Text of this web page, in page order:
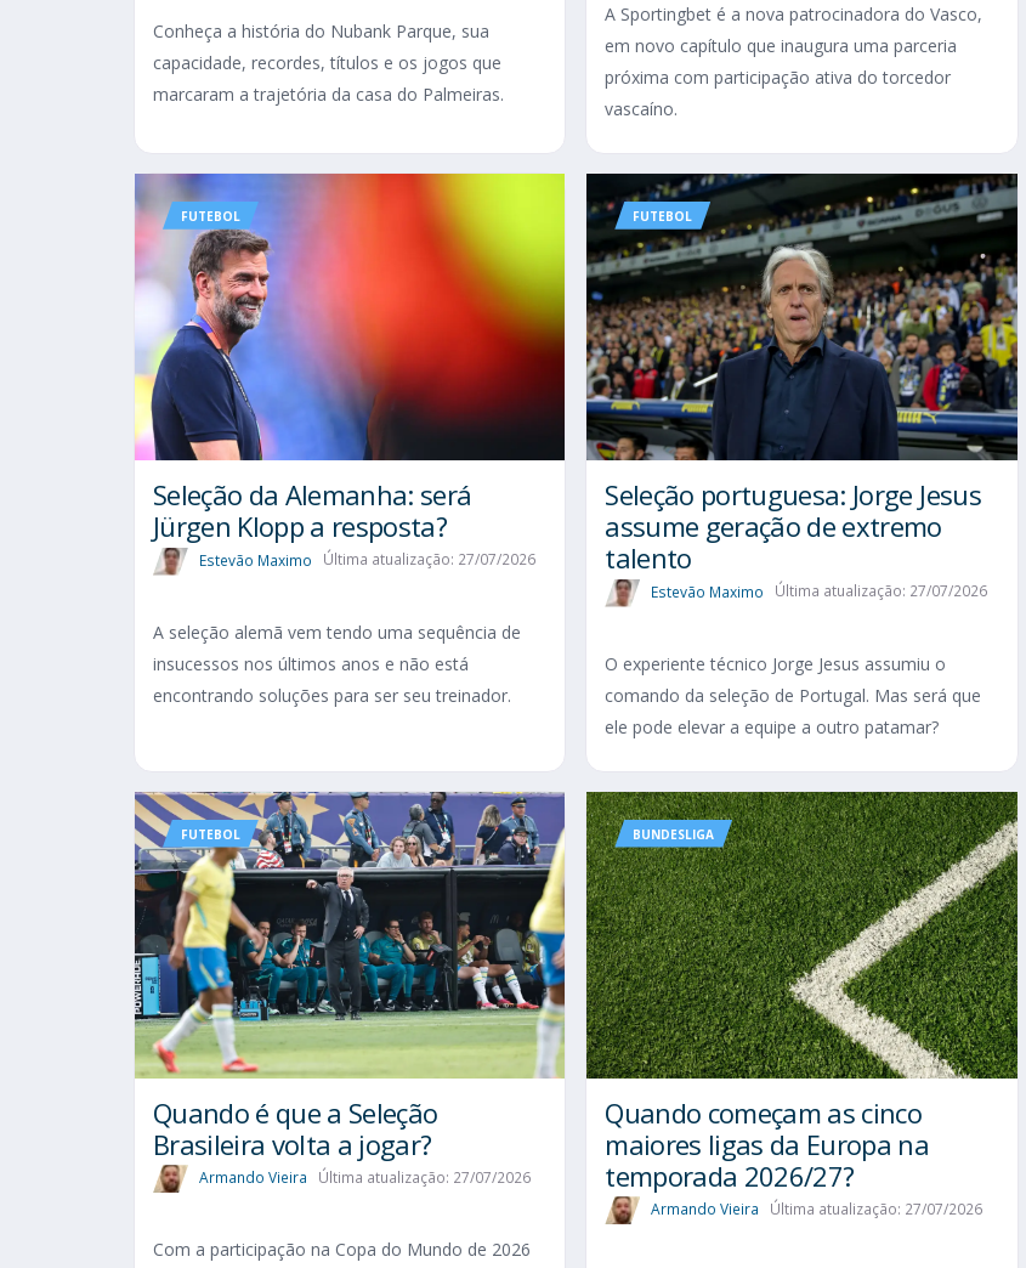
Conheça a história do Nubank Parque, sua
capacidade, recordes, títulos e os jogos que
marcaram a trajetória da casa do Palmeiras.
A Sportingbet é a nova patrocinadora do Vasco,
em novo capítulo que inaugura uma parceria
próxima com participação ativa do torcedor
vascaíno.
FUTEBOL
Seleção da Alemanha: será
Jürgen Klopp a resposta?
Estevão Maximo Última atualização: 27/07/2026
A seleção alemã vem tendo uma sequência de
insucessos nos últimos anos e não está
encontrando soluções para ser seu treinador.
FUTEBOL
Seleção portuguesa: Jorge Jesus
assume geração de extremo
talento
Estevão Maximo Última atualização: 27/07/2026
O experiente técnico Jorge Jesus assumiu o
comando da seleção de Portugal. Mas será que
ele pode elevar a equipe a outro patamar?
FUTEBOL
Quando é que a Seleção
Brasileira volta a jogar?
Armando Vieira Última atualização: 27/07/2026
Com a participação na Copa do Mundo de 2026
BUNDESLIGA
Quando começam as cinco
maiores ligas da Europa na
temporada 2026/27?
Armando Vieira Última atualização: 27/07/2026